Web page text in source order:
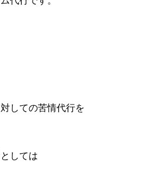
しての苦情代行を
しては